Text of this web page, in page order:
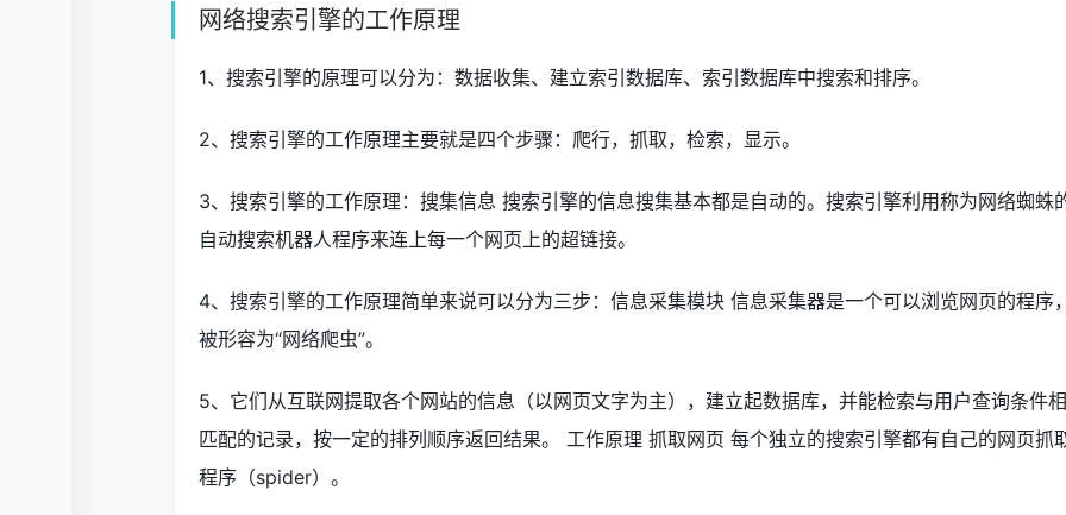
网络搜索引擎的工作原理
1、搜索引擎的原理可以分为：数据收集、建立索引数据库、索引数据库中搜索和排序。
2、搜索引擎的工作原理主要就是四个步骤：爬行，抓取，检索，显示。
3、搜索引擎的工作原理：搜集信息 搜索引擎的信息搜集基本都是自动的。搜索引擎利用称为网络蜘蛛
自动搜索机器人程序来连上每一个网页上的超链接。
4、搜索引擎的工作原理简单来说可以分为三步：信息采集模块 信息采集器是一个可以浏览网页的程序，
被形容为“网络爬虫”。
5、它们从互联网提取各个网站的信息（以网页文字为主），建立起数据库，并能检索与用户查询条件相
匹配的记录，按一定的排列顺序返回结果。 工作原理 抓取网页 每个独立的搜索引擎都有自己的网页抓
程序（spider）。